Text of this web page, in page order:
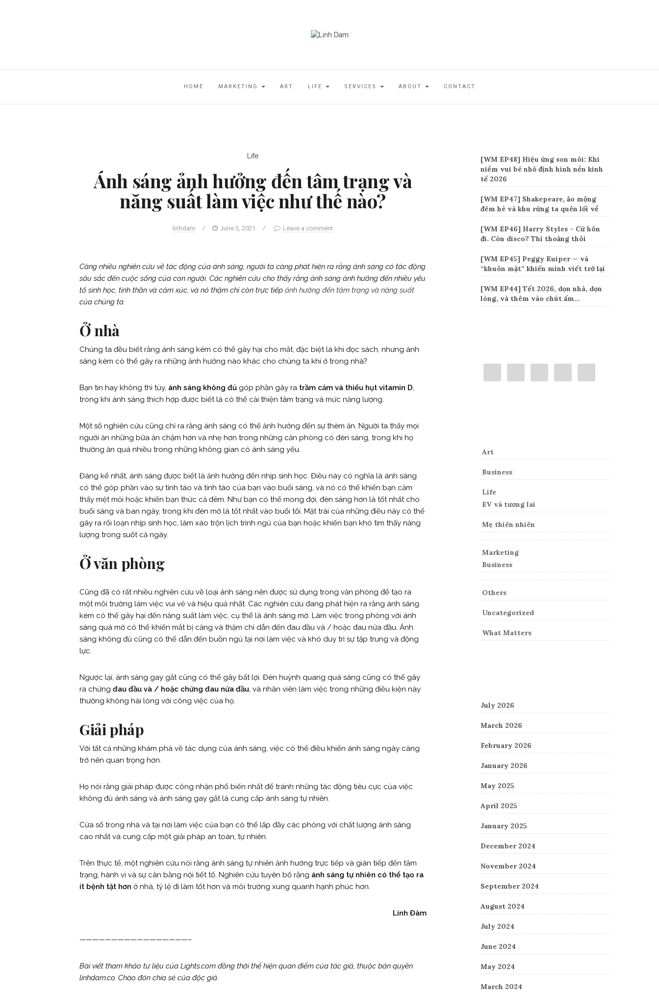
HOME MARKETING ART LIFE SERVICES ABOUT CONTACT
Life
Ánh sáng ảnh hưởng đến tâm trạng và
năng suất làm việc như thế nào?
linhdam / June 3, 2021 / Leave a comment
Càng nhiều nghiên cứu về tác động của ánh sáng, người ta càng phát hiện ra rằng ánh sáng có tác động
sâu sắc đến cuộc sống của con người. Các nghiên cứu cho thấy rằng ánh sáng ảnh hưởng đến nhiều yếu
tố sinh học, tinh thần và cảm xúc, và nó thậm chí còn trực tiếp ảnh hưởng đến tâm trạng và năng suất
của chúng ta.
Ở nhà
Chúng ta đều biết rằng ánh sáng kém có thể gây hại cho mắt, đặc biệt là khi đọc sách, nhưng ánh
sáng kém có thể gây ra những ảnh hưởng nào khác cho chúng ta khi ở trong nhà?
Bạn tin hay không thì tùy, ánh sáng không đủ góp phần gây ra trầm cảm và thiếu hụt vitamin D,
trong khi ánh sáng thích hợp được biết là có thể cải thiện tâm trạng và mức năng lượng.
Một số nghiên cứu cũng chỉ ra rằng ánh sáng có thể ảnh hưởng đến sự thèm ăn. Người ta thấy mọi
người ăn những bữa ăn chậm hơn và nhẹ hơn trong những căn phòng có đèn sáng, trong khi họ
thường ăn quá nhiều trong những không gian có ánh sáng yếu.
Đáng kể nhất, ánh sáng được biết là ảnh hưởng đến nhịp sinh học. Điều này có nghĩa là ánh sáng
có thể góp phần vào sự tỉnh táo và tỉnh táo của bạn vào buổi sáng, và nó có thể khiến bạn cảm
thấy mệt mỏi hoặc khiến bạn thức cả đêm. Như bạn có thể mong đợi, đèn sáng hơn là tốt nhất cho
buổi sáng và ban ngày, trong khi đèn mờ là tốt nhất vào buổi tối. Mặt trái của những điều này có thể
gây ra rối loạn nhịp sinh học, làm xáo trộn lịch trình ngủ của bạn hoặc khiến bạn khó tìm thấy năng
lượng trong suốt cả ngày.
Ở văn phòng
Cũng đã có rất nhiều nghiên cứu về loại ánh sáng nên được sử dụng trong văn phòng để tạo ra
một môi trường làm việc vui vẻ và hiệu quả nhất. Các nghiên cứu đang phát hiện ra rằng ánh sáng
kém có thể gây hại đến năng suất làm việc, cụ thể là ánh sáng mờ. Làm việc trong phòng với ánh
sáng quá mờ có thể khiến mắt bị căng và thậm chí dẫn đến đau đầu và / hoặc đau nửa đầu. Ánh
sáng không đủ cũng có thể dẫn đến buồn ngủ tại nơi làm việc và khó duy trì sự tập trung và động
lực.
Ngược lại, ánh sáng gay gắt cũng có thể gây bất lợi. Đèn huỳnh quang quá sáng cũng có thể gây
ra chứng đau đầu và / hoặc chứng đau nửa đầu, và nhân viên làm việc trong những điều kiện này
thường không hài lòng với công việc của họ.
Giải pháp
Với tất cả những khám phá về tác dụng của ánh sáng, việc có thể điều khiển ánh sáng ngày càng
trở nên quan trọng hơn.
Họ nói rằng giải pháp được công nhận phổ biến nhất để tránh những tác động tiêu cực của việc
không đủ ánh sáng và ánh sáng gay gắt là cung cấp ánh sáng tự nhiên.
Cửa sổ trong nhà và tại nơi làm việc của bạn có thể lấp đầy các phòng với chất lượng ánh sáng
cao nhất và cung cấp một giải pháp an toàn, tự nhiên.
Trên thực tế, một nghiên cứu nói rằng ánh sáng tự nhiên ảnh hưởng trực tiếp và gián tiếp đến tâm
trạng, hành vi và sự cân bằng nội tiết tố. Nghiên cứu tuyên bố rằng ánh sáng tự nhiên có thể tạo ra
ít bệnh tật hơn ở nhà, tỷ lệ đi làm tốt hơn và môi trường xung quanh hạnh phúc hơn.
Linh Đàm
—————————————————–
Bài viết tham khảo tư liệu của Lights.com đồng thời thể hiện quan điểm của tác giả, thuộc bản quyền
linhdam.co. Chào đón chia sẻ của độc giả.
[WM EP48] Hiệu ứng son môi: Khi
niềm vui bé nhỏ định hình nền kinh
tế 2026
[WM EP47] Shakepeare, ảo mộng
đêm hè và khu rừng ta quên lối về
[WM EP46] Harry Styles – Cứ hôn
đi. Còn disco? Thi thoảng thôi
[WM EP45] Peggy Kuiper — và
“khuôn mặt” khiến mình viết trở lại
[WM EP44] Tết 2026, dọn nhà, dọn
lòng, và thêm vào chút ấm…
Art
Business
Life
EV và tương lai
Mẹ thiên nhiên
Marketing
Business
Others
Uncategorized
What Matters
July 2026
March 2026
February 2026
January 2026
May 2025
April 2025
January 2025
December 2024
November 2024
September 2024
August 2024
July 2024
June 2024
May 2024
March 2024